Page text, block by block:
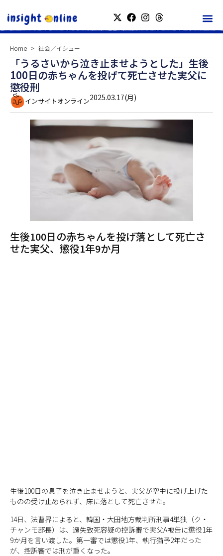
Home 社会／イシュー
「うるさいから泣き止ませようとした」生後
100日の赤ちゃんを投げて死亡させた実父に
懲役刑
インサイトオンライン2025.03.17(月)
生後100日の赤ちゃんを投げ落として死亡さ
せた実父、懲役1年9か月
生後100日の息子を泣き止ませようと、実父が空中に投げ上げた
ものの受け止められず、床に落として死亡させた。
14日、法曹界によると、韓国・大田地方裁判所刑事4単独（ク・
チャンモ部長）は、過失致死容疑の控訴審で実父A被告に懲役1年
9か月を言い渡した。第一審では懲役1年、執行猶予2年だった
が、控訴審では刑が重くなった。